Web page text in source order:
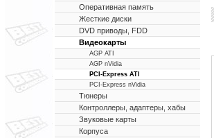
Оперативная память
Жесткие диски
DVD приводы, FDD
Видеокарты
AGP ATI
AGP nVidia
PCI-Express ATI
PCI-Express nVidia
Тюнеры
Контроллеры, адаптеры, хабы
Звуковые карты
Корпуса